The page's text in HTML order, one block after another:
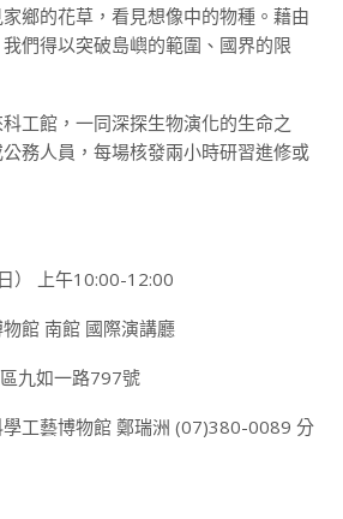
鄉的花草，看見想像中的物種。藉由
們得以突破島嶼的範圍、國界的限
工館，一同深探生物演化的生命之
務人員，每場核發兩小時研習進修或
） 上午10:00-12:00
館 南館 國際演講廳
九如一路797號
工藝博物館 鄭瑞洲 (07)380-0089 分